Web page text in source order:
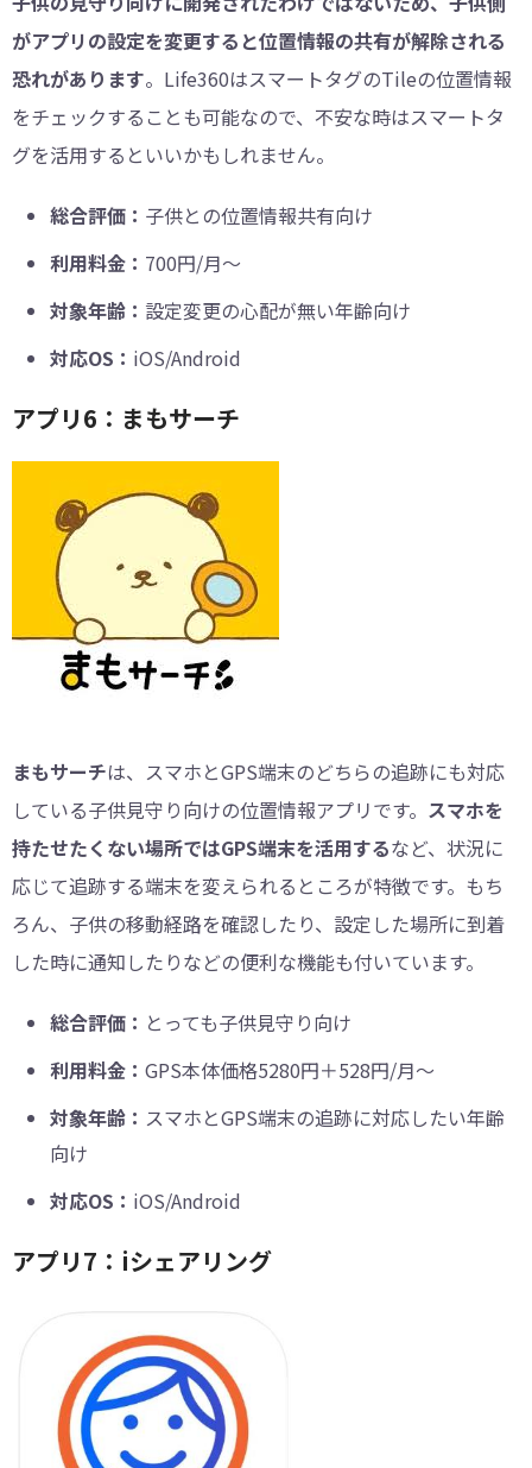
がアプリの設定を変更すると位置情報の共有が解除される
恐れがあります。Life360はスマートタグのTileの位置情報
をチェックすることも可能なので、不安な時はスマートタ
グを活用するといいかもしれません。
総合評価： 子供との位置情報共有向け
利用料金： 700円/月～
対象年齢： 設定変更の心配が無い年齢向け
対応OS： iOS/Android
アプリ6：まもサーチ
まもサーチは、スマホとGPS端末のどちらの追跡にも対応
している子供見守り向けの位置情報アプリです。 スマホを
持たせたくない場所ではGPS端末を活用するなど、状況に
応じて追跡する端末を変えられるところが特徴です。もち
ろん、子供の移動経路を確認したり、設定した場所に到着
した時に通知したりなどの便利な機能も付いています。
総合評価： とっても子供見守り向け
利用料金： GPS本体価格5280円＋528円/月～
対象年齢： スマホとGPS端末の追跡に対応したい年齢
向け
対応OS： iOS/Android
アプリ7：iシェアリング